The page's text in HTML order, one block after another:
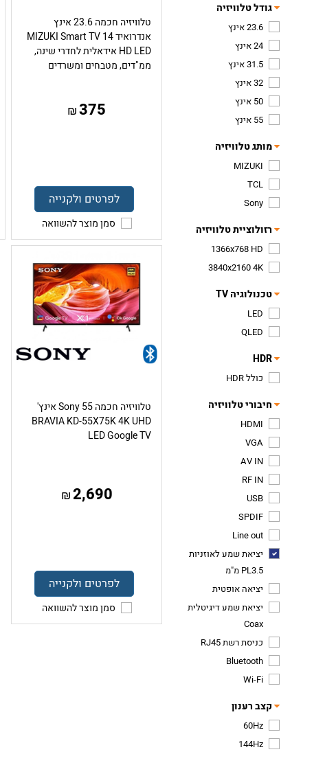
גודל טלוויזיה
23.6 אינץ
24 אינץ
31.5 אינץ
32 אינץ
50 אינץ
55 אינץ
מותג טלוויזיה
MIZUKI
TCL
Sony
רזולוציית טלוויזיה
1366x768 HD
3840x2160 4K
טכנולוגיה TV
LED
QLED
HDR
כולל HDR
חיבורי טלוויזיה
HDMI
VGA
AV IN
RF IN
USB
SPDIF
Line out
יציאת שמע לאוזניות
PL3.5 מ"מ
יציאה אופטית
יציאת שמע דיגיטלית
Coax
כניסת רשת RJ45
Bluetooth
Wi-Fi
קצב רענון
60Hz
144Hz
טלוויזיה חכמה 23.6 אינץ
אנדרואיד 14 MIZUKI Smart TV
HD LED אידאלית לחדרי שינה,
ממ"דים, מטבחים ומשרדים
375
₪
לפרטים ולקנייה
סמן מוצר להשוואה
טלוויזיה חכמה Sony 55 אינץ'
BRAVIA KD-55X75K 4K UHD
LED Google TV
2,690
₪
לפרטים ולקנייה
סמן מוצר להשוואה